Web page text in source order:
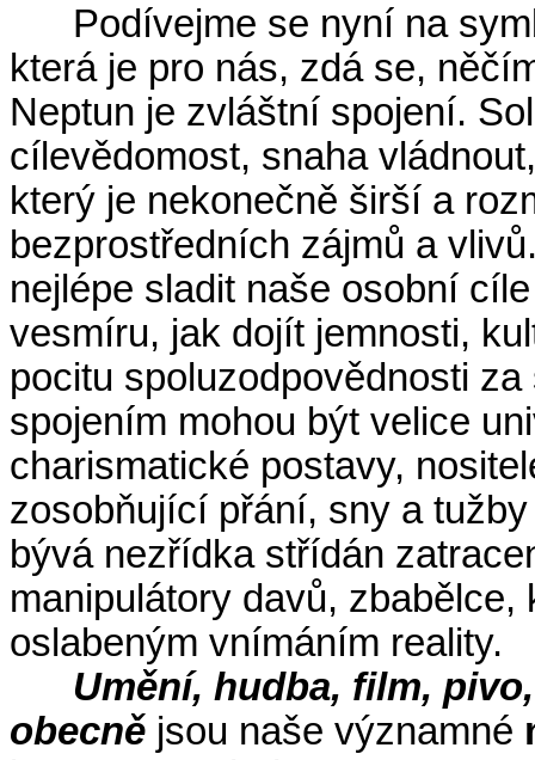
Podívejme se nyní na
která je pro nás, zdá se,
Neptun je zvláštní spojení.
cílevědomost, snaha
který je nekonečně širší a
bezprostředních zájmů a
nejlépe sladit naše osobní
vesmíru, jak dojít jemnosti,
pocitu spoluzodpovědnosti
spojením mohou být velice
charismatické postavy,
zosobňující přání, sny a
bývá nezřídka střídán
manipulátory davů,
oslabeným vnímáním reality.
Umění, hudba, film,
obecně jsou naše významné